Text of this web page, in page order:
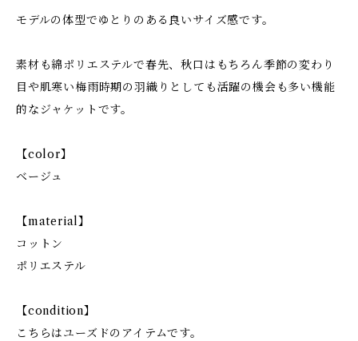
モデルの体型でゆとりのある良いサイズ感です。
素材も綿ポリエステルで春先、秋口はもちろん季節の変わり
目や肌寒い梅雨時期の羽織りとしても活躍の機会も多い機能
的なジャケットです。
【color】
ベージュ
【material】
コットン
ポリエステル
【condition】
こちらはユーズドのアイテムです。